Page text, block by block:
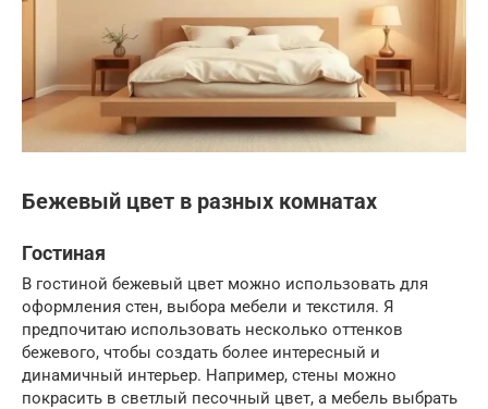
Бежевый цвет в разных комнатах
Гостиная
В гостиной бежевый цвет можно использовать для
оформления стен, выбора мебели и текстиля. Я
предпочитаю использовать несколько оттенков
бежевого, чтобы создать более интересный и
динамичный интерьер. Например, стены можно
покрасить в светлый песочный цвет, а мебель выбрать